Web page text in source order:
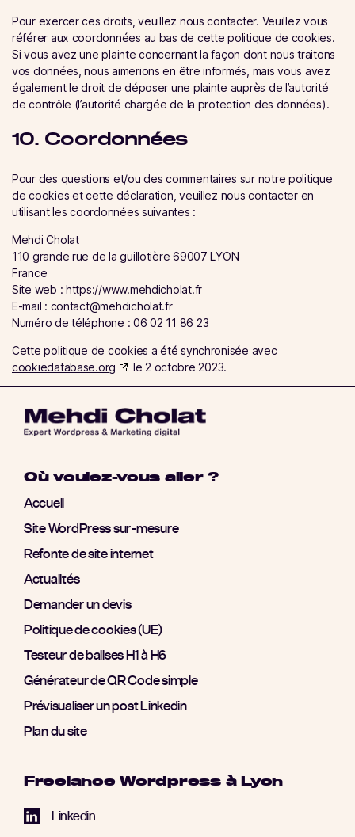
Pour exercer ces droits, veuillez nous contacter. Veuillez vous
référer aux coordonnées au bas de cette politique de cookies.
Si vous avez une plainte concernant la façon dont nous traitons
vos données, nous aimerions en être informés, mais vous avez
également le droit de déposer une plainte auprès de l’autorité
de contrôle (l’autorité chargée de la protection des données).
10. Coordonnées
Pour des questions et/ou des commentaires sur notre politique
de cookies et cette déclaration, veuillez nous contacter en
utilisant les coordonnées suivantes :
Mehdi Cholat
110 grande rue de la guillotière 69007 LYON
France
Site web :https://www.mehdicholat.fr
E-mail : contact@mehdicholat.fr
Numéro de téléphone : 06 02 11 86 23
Cette politique de cookies a été synchronisée avec
cookiedatabase.org
le 2 octobre 2023.
Où voulez-vous aller ?
Accueil
Site WordPress sur-mesure
Refonte de site internet
Actualités
Demander un devis
Politique de cookies (UE)
Testeur de balises H1 à H6
Générateur de QR Code simple
Prévisualiser un post Linkedin
Plan du site
Freelance Wordpress à Lyon
Linkedin